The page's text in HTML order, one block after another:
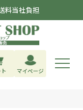
料当社負担
マイページ